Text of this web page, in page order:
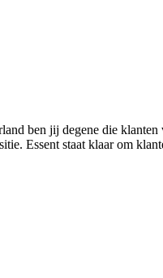
ben jij degene die
Essent staat klaar om